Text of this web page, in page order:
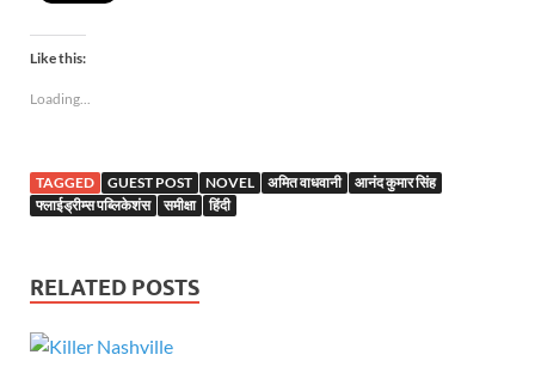
Like this:
Loading...
TAGGED GUEST POST NOVEL अमित वाधवानी
आनंद कुमार सिंह
फ्लाईड्रीम्स पब्लिकेशंस
समीक्षा हिंदी
RELATED POSTS